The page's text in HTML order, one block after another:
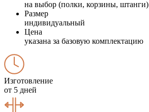
на выбор (полки, корзины, штанги)
Размер
индивидуальный
Цена
указана за базовую комплектацию
Изготовление
от 5 дней